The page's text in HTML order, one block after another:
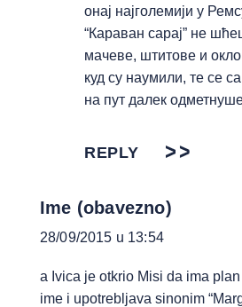
онај најголемији у
“Караван сарај” не
мачеве, штитове и
куд су наумили, те се
на пут далек
REPLY
Ime (obavezno)
28/09/2015 u 13:54
a Ivica je otkrio Misi da ima
ime i upotrebljava sinonim